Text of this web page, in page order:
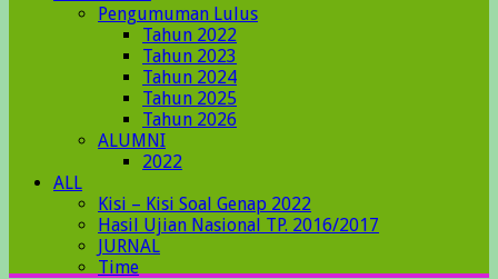
Pengumuman Lulus
Tahun 2022
Tahun 2023
Tahun 2024
Tahun 2025
Tahun 2026
ALUMNI
2022
ALL
Kisi – Kisi Soal Genap 2022
Hasil Ujian Nasional TP. 2016/2017
JURNAL
Time